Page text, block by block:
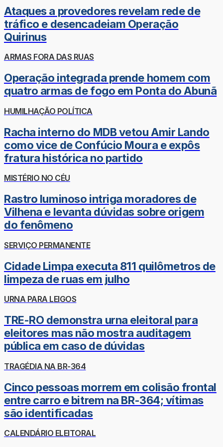
Ataques a provedores revelam rede de
tráfico e desencadeiam Operação
Quirinus
ARMAS FORA DAS RUAS
Operação integrada prende homem com
quatro armas de fogo em Ponta do Abunã
HUMILHAÇÃO POLÍTICA
Racha interno do MDB vetou Amir Lando
como vice de Confúcio Moura e expôs
fratura histórica no partido
MISTÉRIO NO CÉU
Rastro luminoso intriga moradores de
Vilhena e levanta dúvidas sobre origem
do fenômeno
SERVIÇO PERMANENTE
Cidade Limpa executa 811 quilômetros de
limpeza de ruas em julho
URNA PARA LEIGOS
TRE-RO demonstra urna eleitoral para
eleitores mas não mostra auditagem
pública em caso de dúvidas
TRAGÉDIA NA BR-364
Cinco pessoas morrem em colisão frontal
entre carro e bitrem na BR-364; vítimas
são identificadas
CALENDÁRIO ELEITORAL